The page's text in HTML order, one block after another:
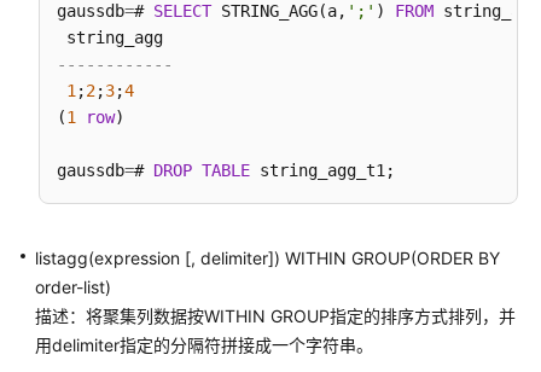
串
函
符
式
配
操
gaussdb=# SELECT STRING_AGG(a, ';' ) FROM
------------
1 ;2;3;4
(1 row)
gaussdb=# DROP TABLE
listagg(expression [, delimiter]) WITHIN GROUP(ORDER BY
order-list)
描述：将聚集列数据按WITHIN GROUP指定的排序方式排列，并
用delimiter指定的分隔符拼接成一个字符串。